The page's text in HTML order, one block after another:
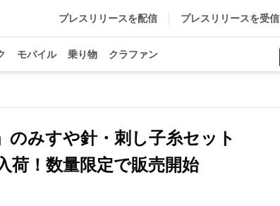
プレスリリースを配信 プレスリリースを受信
モバイル 乗り物 クラファン
みすや針・刺し子糸セット
荷！数量限定で販売開始